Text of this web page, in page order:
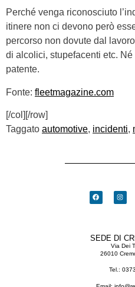
Perché venga riconosciuto
itinere non ci devono però
percorso non dovute dal
di alcolici, stupefacenti etc.
patente.
Fonte: fleetmagazine.com
[/col][/row]
Taggato automotive, incidenti,
SEDE DI
Via Dei
26010
Tel.: